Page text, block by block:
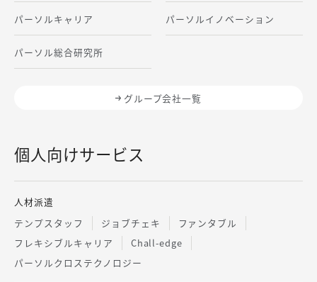
パーソルキャリア パーソルイノベーション
パーソル総合研究所
グループ会社一覧
個人向けサービス
人材派遣
テンプスタッフ
ジョブチェキ
ファンタブル
フレキシブルキャリア
Chall-edge
パーソルクロステクノロジー